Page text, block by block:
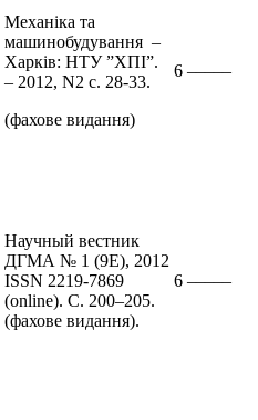
Механіка та
машинобудування –
Харків: НТУ ”ХПІ”.
– 2012, N2 с. 28-33.
(фахове видання)
6 –––––
Научный вестник
ДГМА № 1 (9Е), 2012
ISSN 2219-7869
(online). С. 200–205.
(фахове видання).
6 –––––